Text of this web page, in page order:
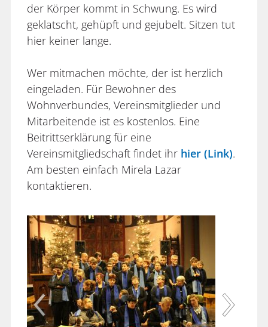
der Körper kommt in Schwung. Es wird
geklatscht, gehüpft und gejubelt. Sitzen tut
hier keiner lange.
Wer mitmachen möchte, der ist herzlich
eingeladen. Für Bewohner des
Wohnverbundes, Vereinsmitglieder und
Mitarbeitende ist es kostenlos. Eine
Beitrittserklärung für eine
Vereinsmitgliedschaft findet ihr hier (Link).
Am besten einfach Mirela Lazar
kontaktieren.